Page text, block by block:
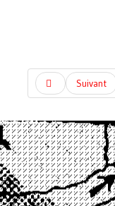
Suivant